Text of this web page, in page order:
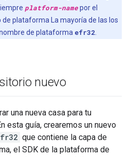
platform-namepor el
plataforma La mayoría de las los
de plataforma efr32
nuevo
una nueva casa para tu
esta guía, crearemos un nuevo
que contiene la capa de
el SDK de la plataforma de